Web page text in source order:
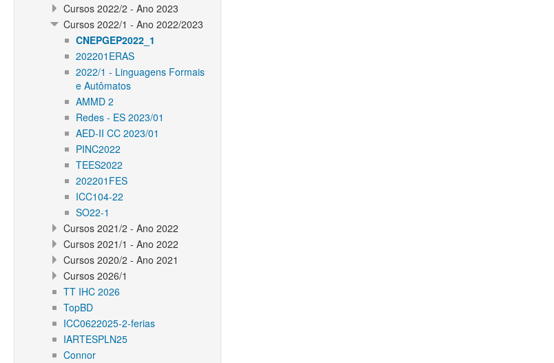
Cursos 2022/2 - Ano 2023
Cursos 2022/1 - Ano 2022/2023
CNEPGEP2022_1
202201ERAS
2022/1 - Linguagens Formais
e Autômatos
AMMD 2
Redes - ES 2023/01
AED-II CC 2023/01
PINC2022
TEES2022
202201FES
ICC104-22
SO22-1
Cursos 2021/2 - Ano 2022
Cursos 2021/1 - Ano 2022
Cursos 2020/2 - Ano 2021
Cursos 2026/1
TT IHC 2026
TopBD
ICC0622025-2-ferias
IARTESPLN25
Connor